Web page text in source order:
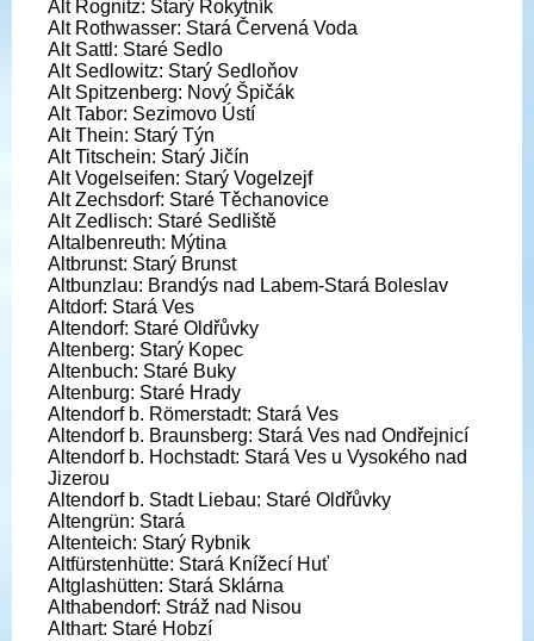
Alt Rognitz: Starý Rokytník
Alt Rothwasser: Stará Červená Voda
Alt Sattl: Staré Sedlo
Alt Sedlowitz: Starý Sedloňov
Alt Spitzenberg: Nový Špičák
Alt Tabor: Sezimovo Ústí
Alt Thein: Starý Týn
Alt Titschein: Starý Jičín
Alt Vogelseifen: Starý Vogelzejf
Alt Zechsdorf: Staré Těchanovice
Alt Zedlisch: Staré Sedliště
Altalbenreuth: Mýtina
Altbrunst: Starý Brunst
Altbunzlau: Brandýs nad Labem-Stará Boleslav
Altdorf: Stará Ves
Altendorf: Staré Oldřůvky
Altenberg: Starý Kopec
Altenbuch: Staré Buky
Altenburg: Staré Hrady
Altendorf b. Römerstadt: Stará Ves
Altendorf b. Braunsberg: Stará Ves nad Ondřejnicí
Altendorf b. Hochstadt: Stará Ves u Vysokého nad
Jizerou
Altendorf b. Stadt Liebau: Staré Oldřůvky
Altengrün: Stará
Altenteich: Starý Rybnik
Altfürstenhütte: Stará Knížecí Huť
Altglashütten: Stará Sklárna
Althabendorf: Stráž nad Nisou
Althart: Staré Hobzí